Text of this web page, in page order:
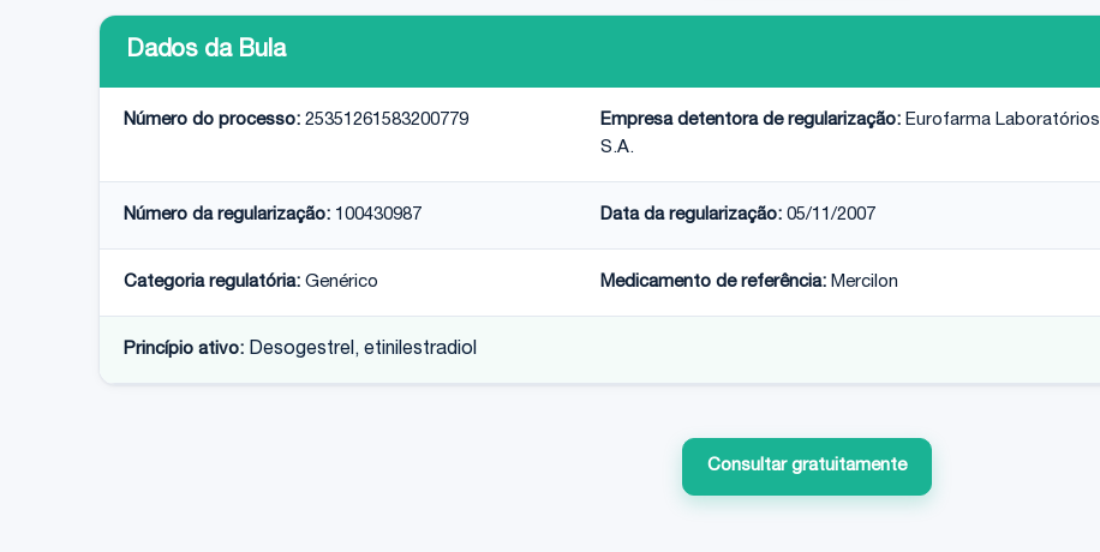
Dados da Bula
Número do processo: 25351261583200779 Empresa detentora de regularização: Eurofarma Laboratórios
S.A.
Número da regularização: 100430987 Data da regularização: 05/11/2007
Categoria regulatória: Genérico Medicamento de referência: Mercilon
Princípio ativo: Desogestrel, etinilestradiol
Consultar gratuitamente